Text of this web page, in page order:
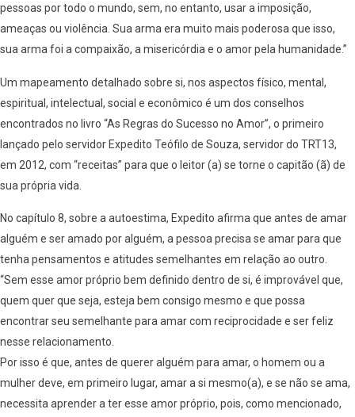
pessoas por todo o mundo, sem, no entanto, usar a imposição,
ameaças ou violência. Sua arma era muito mais poderosa que isso,
sua arma foi a compaixão, a misericórdia e o amor pela humanidade.”
Um mapeamento detalhado sobre si, nos aspectos físico, mental,
espiritual, intelectual, social e econômico é um dos conselhos
encontrados no livro “As Regras do Sucesso no Amor”, o primeiro
lançado pelo servidor Expedito Teófilo de Souza, servidor do TRT13,
em 2012, com “receitas” para que o leitor (a) se torne o capitão (ã) de
sua própria vida.
No capítulo 8, sobre a autoestima, Expedito afirma que antes de amar
alguém e ser amado por alguém, a pessoa precisa se amar para que
tenha pensamentos e atitudes semelhantes em relação ao outro.
“Sem esse amor próprio bem definido dentro de si, é improvável que,
quem quer que seja, esteja bem consigo mesmo e que possa
encontrar seu semelhante para amar com reciprocidade e ser feliz
nesse relacionamento.
Por isso é que, antes de querer alguém para amar, o homem ou a
mulher deve, em primeiro lugar, amar a si mesmo(a), e se não se ama,
necessita aprender a ter esse amor próprio, pois, como mencionado,